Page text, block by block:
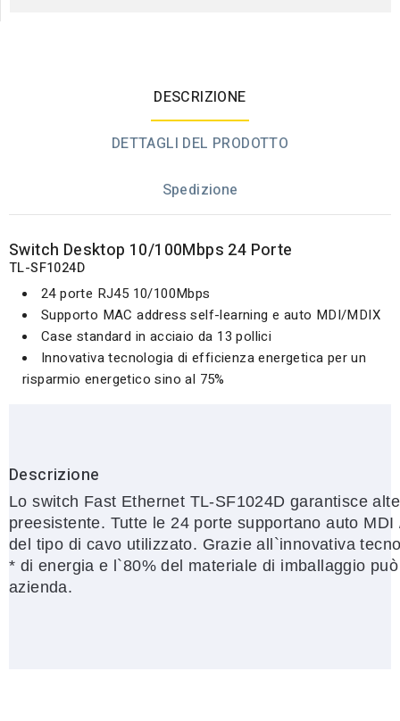
DESCRIZIONE
DETTAGLI DEL PRODOTTO
Spedizione
Switch Desktop 10/100Mbps 24 Porte
TL-SF1024D
24 porte RJ45 10/100Mbps
Supporto MAC address self-learning e auto MDI/MDIX
Case standard in acciaio da 13 pollici
Innovativa tecnologia di efficienza energetica per un
risparmio energetico sino al 75%
Descrizione
Lo switch Fast Ethernet TL-SF1024D garantisce
preesistente. Tutte le 24 porte supportano auto
del tipo di cavo utilizzato. Grazie all`innovativa
* di energia e l`80% del materiale di imballaggio
azienda.